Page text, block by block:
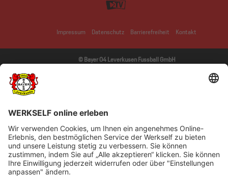
Impressum Datenschutz Barrierefreiheit Kontakt
© Bayer 04 Leverkusen Fussball GmbH